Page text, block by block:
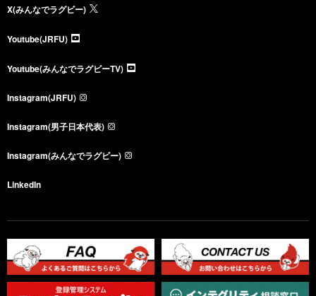
X(みんなでラグビー)
Youtube(JRFU)
Youtube(みんなでラグビーTV)
Instagram(JRFU)
Instagram(男子日本代表)
Instagram(みんなでラグビー)
LinkedIn